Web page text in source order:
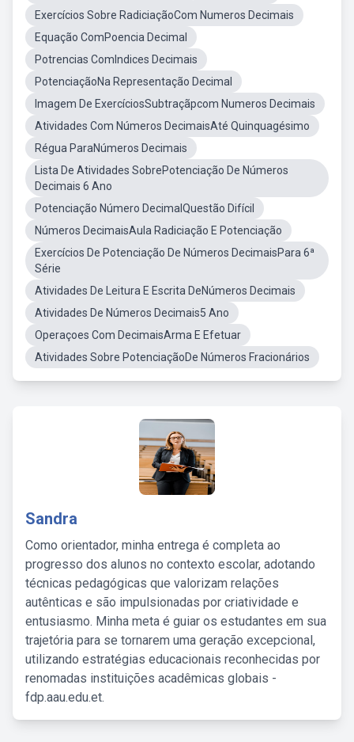
Exercícios Sobre RadiciaçãoCom Numeros Decimais
Equação ComPoencia Decimal
Potrencias ComIndices Decimais
PotenciaçãoNa Representação Decimal
Imagem De ExercíciosSubtraçãpcom Numeros Decimais
Atividades Com Números DecimaisAté Quinquagésimo
Régua ParaNúmeros Decimais
Lista De Atividades SobrePotenciação De Números
Decimais 6 Ano
Potenciação Número DecimalQuestão Difícil
Números DecimaisAula Radiciação E Potenciação
Exercícios De Potenciação De Números DecimaisPara 6ª
Série
Atividades De Leitura E Escrita DeNúmeros Decimais
Atividades De Números Decimais5 Ano
Operaçoes Com DecimaisArma E Efetuar
Atividades Sobre PotenciaçãoDe Números Fracionários
Sandra
Como orientador, minha entrega é completa ao
progresso dos alunos no contexto escolar, adotando
técnicas pedagógicas que valorizam relações
autênticas e são impulsionadas por criatividade e
entusiasmo. Minha meta é guiar os estudantes em sua
trajetória para se tornarem uma geração excepcional,
utilizando estratégias educacionais reconhecidas por
renomadas instituições acadêmicas globais -
fdp.aau.edu.et.